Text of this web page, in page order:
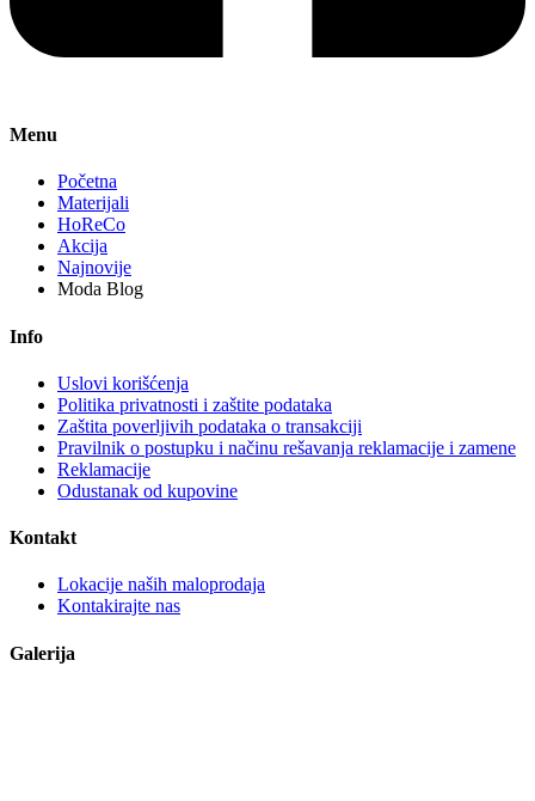
Menu
Početna
Materijali
HoReCo
Akcija
Najnovije
Moda Blog
Info
Uslovi korišćenja
Politika privatnosti i zaštite podataka
Zaštita poverljivih podataka o transakciji
Pravilnik o postupku i načinu rešavanja reklamacije i zamene
Reklamacije
Odustanak od kupovine
Kontakt
Lokacije naših maloprodaja
Kontakirajte nas
Galerija